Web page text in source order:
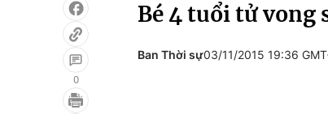
0
Bé 4 tuổi tử vong
Ban Thời sự03/11/2015 19:36